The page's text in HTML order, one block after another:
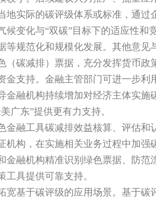
地实际的碳评级体系或标准，通过
候变化与“双碳”目标下的适应性和
等规范化和规模化发展。其他意见
（碳减排）票据，充分发挥货币政
金支持。金融主管部门可进一步利
金融机构持续增加对经济主体实施
广东”提供更有力支持。
金融工具碳减排效益核算、评估和
机构，在实施相关业务过程中加强
金融机构精准识别绿色票据、防范
工具提供可靠支持。
宽基于碳评级的应用场景。基于碳